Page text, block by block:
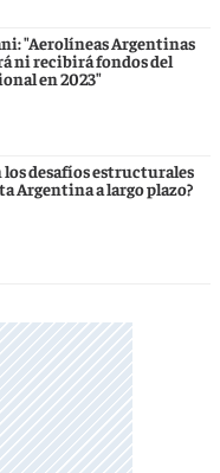
"Aerolíneas Argentinas
ni recibirá fondos del
en 2023"
los desafíos estructurales
Argentina a largo plazo?